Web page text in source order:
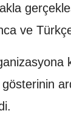
ve